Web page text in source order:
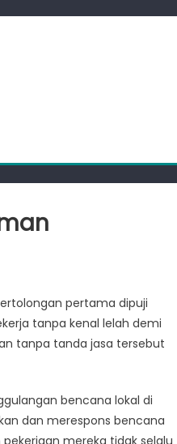
pertama dipuji
tanpa kenal lelah demi
tanpa tanda jasa tersebut
bencana lokal di
dan merespons bencana
mereka tidak selalu